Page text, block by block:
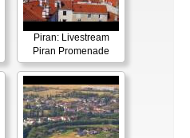
Piran: Livestream
Piran Promenade